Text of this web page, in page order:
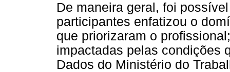
De maneira geral, foi
participantes enfatizou o
que priorizaram o
impactadas pelas condições
Dados do Ministério do